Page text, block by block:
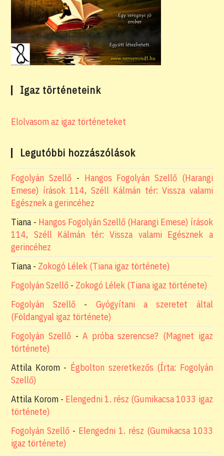
Igaz történeteink
Elolvasom az igaz történeteket
Legutóbbi hozzászólások
Fogolyán Szellő - Hangos Fogolyán Szellő (Harangi
Emese) írások 114, Széll Kálmán tér: Vissza valami
Egésznek a gerincéhez
Tiana - Hangos Fogolyán Szellő (Harangi Emese) írások
114, Széll Kálmán tér: Vissza valami Egésznek a
gerincéhez
Tiana - Zokogó Lélek (Tiana igaz története)
Fogolyán Szellő - Zokogó Lélek (Tiana igaz története)
Fogolyán Szellő- Gyógyítani a szeretet által
(Földangyal igaz története)
Fogolyán Szellő -A próba szerencse? (Magnet igaz
története)
Attila Korom- Égbolton szeretkezős (Írta: Fogolyán
Szellő)
Attila Korom- Elengedni 1. rész (Gumikacsa 1033 igaz
története)
Fogolyán Szellő - Elengedni 1. rész (Gumikacsa 1033
igaz története)